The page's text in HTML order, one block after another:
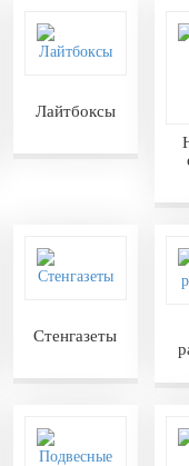
Лайтбоксы
Стенгазеты